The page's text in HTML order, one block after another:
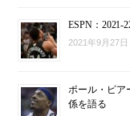
ESPN：2021-
2021年9月27日
ポール・ピア
係を語る